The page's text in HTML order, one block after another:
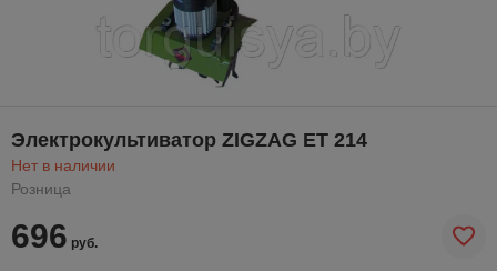
Электрокультиватор ZIGZAG ET 214
Нет в наличии
Розница
696 руб.